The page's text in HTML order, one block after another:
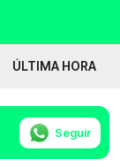
ÚLTIMA HORA
Seguir